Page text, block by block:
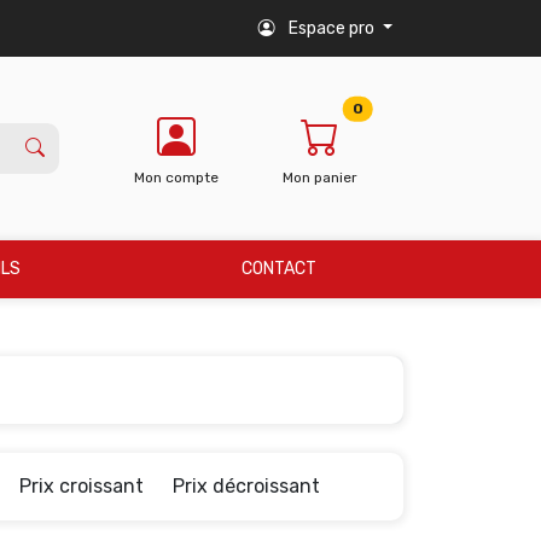
Espace pro
Mon compte Mon panier
0
CONTACT
Prix croissant Prix décroissant